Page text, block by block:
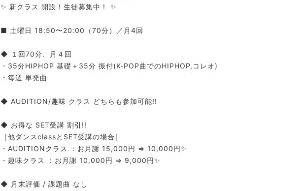
✨ 新クラス 開設！生徒募集中！ ✨
■ 土曜日 18:50〜20:00（70分）／月4回
◆ １回70分、月４回
・35分HIPHOP 基礎＋35分 振付(K-POP曲でのHIPHOP,コレオ)
・毎週 単発曲
◆ AUDITION/趣味 クラス どちらも参加可能!!
◆ お得な SET受講 割引!!
［他ダンスclassとSET受講の場合］
・AUDITIONクラス ：お月謝 15,000円 ⇒ 10,000円✨
・趣味クラス ：お月謝 10,000円 ⇒ 9,000円✨
◆ 月末評価 / 課題曲 なし